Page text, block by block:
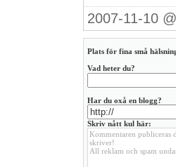
2007-11-10
Plats för fina små
Vad heter du?
Har du oxå en blogg?
Skriv nått kul här: